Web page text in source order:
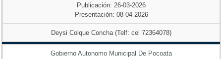
Publicación: 26-03-2026
Presentación: 08-04-2026
Deysi Colque Concha (Telf: cel 72364078)
Gobierno Autonomo Municipal De Pocoata